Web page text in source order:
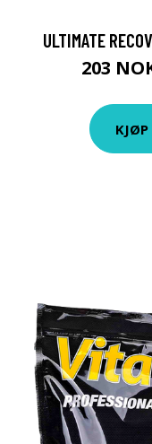
ULTIMATE
203
KJØP